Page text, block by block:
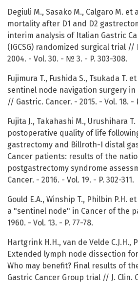
Degiuli M., Sasako M., Calgaro M. et
mortality after D1 and D2
interim analysis of Italian Gastric
(IGCSG) randomized surgical trial //
2004. - Vol. 30. - № 3. - P. 303-308.
Fujimura T., Fushida S., Tsukada T.
sentinel node navigation surgery
// Gastric. Cancer. - 2015. - Vol. 18. -
Fujita J., Takahashi M., Urushihara
postoperative quality of life
gastrectomy and Billroth-I distal
Cancer patients: results of the
postgastrectomy syndrome
Cancer. - 2016. - Vol. 19. - P. 302-311.
Gould E.A., Winship T., Philbin P.H.
a "sentinel node" in Cancer of the
1960. - Vol. 13. - P. 77-78.
Hartgrink H.H., van de Velde C.J.H.,
Extended lymph node dissection
Who may benefit? Final results of
Gastric Cancer Group trial // J. Clin.